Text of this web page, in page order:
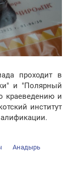
проходит в
и "Полярный
краеведению и
институт
Анадырь